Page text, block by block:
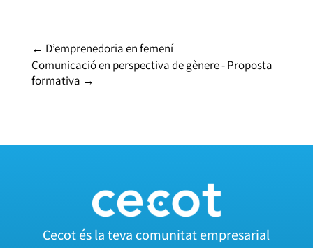
← D’emprenedoria en femení
Comunicació en perspectiva de gènere - Proposta
formativa →
Cecot és la teva comunitat empresarial